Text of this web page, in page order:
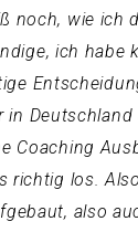
noch, wie ich
ich habe
Coaching
los.
also